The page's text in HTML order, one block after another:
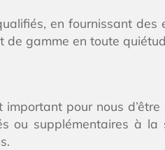
en fournissant des
de gamme en toute
pour nous d’être
ou supplémentaires à la